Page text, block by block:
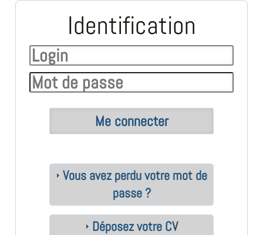
Identification
Vous avez perdu votre mot de
passe ?
Déposez votre CV